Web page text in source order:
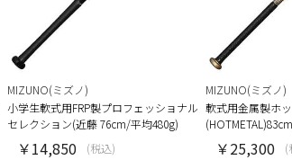
MIZUNO(ミズノ)
小学生軟式用FRP製プロフェッショナル
セレクション(近藤 76cm/平均480g)
￥14,850 (税込)
MIZUNO(ミズノ)
軟式用金属製ホ
￥25,300 (